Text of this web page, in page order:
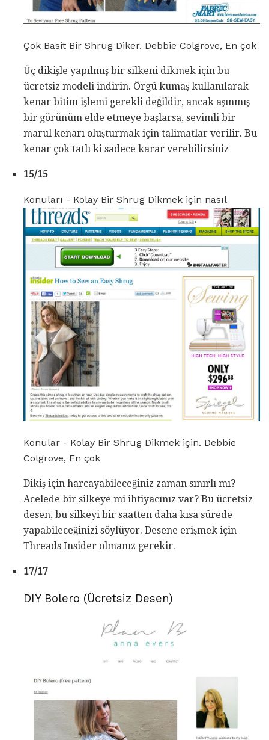
Çok Basit Bir Shrug Diker. Debbie Colgrove, En çok
Üç dikişle yapılmış bir silkeni dikmek için bu
ücretsiz modeli indirin. Örgü kumaş kullanılarak
kenar bitim işlemi gerekli değildir, ancak aşınmış
bir görünüm elde etmeye başlarsa, sevimli bir
marul kenarı oluşturmak için talimatlar verilir. Bu
kenar çok tatlı ki sadece karar verebilirsiniz
15/15
Konuları - Kolay Bir Shrug Dikmek için nasıl
Konular - Kolay Bir Shrug Dikmek için. Debbie
Colgrove, En çok
Dikiş için harcayabileceğiniz zaman sınırlı mı?
Acelede bir silkeye mi ihtiyacınız var? Bu ücretsiz
desen, bu silkeyi bir saatten daha kısa sürede
yapabileceğinizi söylüyor. Desene erişmek için
Threads Insider olmanız gerekir.
17/17
DIY Bolero (Ücretsiz Desen)